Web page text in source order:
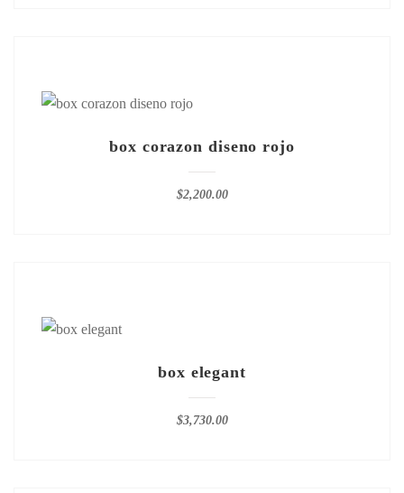
box corazon diseno rojo
$2,200.00
box elegant
$3,730.00